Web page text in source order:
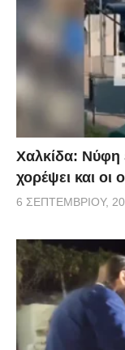
Χαλκίδα: Νύφη
χορέψει και οι
6 ΣΕΠΤΕΜΒΡΊΟΥ,